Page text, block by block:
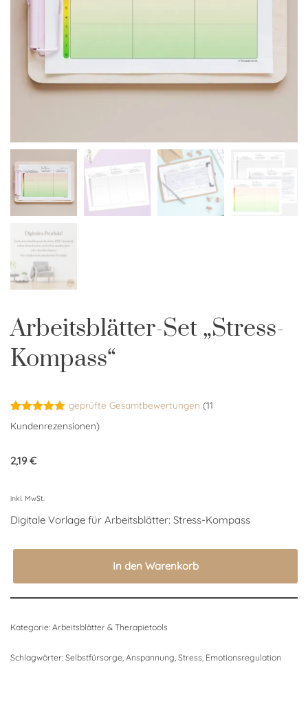
Arbeitsblätter-Set „Stress-
Kompass“
Bewertet
mit5.00
auf
11
geprüfte Gesamtbewertungen (11
Kundenrezensionen)
2,19€
inkl. MwSt.
Digitale Vorlage für Arbeitsblätter: Stress-Kompass
In den Warenkorb
Kategorie: Arbeitsblätter & Therapietools
Schlagwörter: Selbstfürsorge Anspannung Stress Emotionsregulation